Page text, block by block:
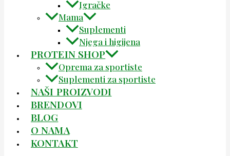
Igračke
Mama
Suplementi
Njega i higijena
PROTEIN SHOP
Oprema za sportiste
Suplementi za sportiste
NAŠI PROIZVODI
BRENDOVI
BLOG
O NAMA
KONTAKT